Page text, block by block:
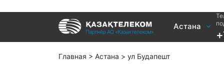
Астана
Услуги
Интернет и ТВ в частном доме
Интернет
Главная > Астана > ул Будапешт